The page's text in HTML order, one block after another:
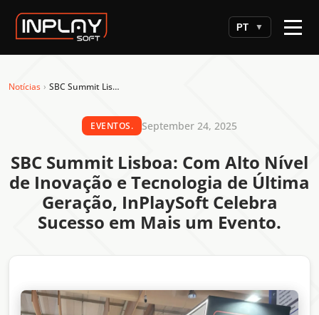
PT ▼
Notícias › SBC Summit Lisboa: Com Alto Nível de Inovação e Tecnologia de Última Geração, InPlaySoft Celebra Sucesso em Mais um Evento.
EVENTOS. September 24, 2025
SBC Summit Lisboa: Com Alto Nível
de Inovação e Tecnologia de Última
Geração, InPlaySoft Celebra
Sucesso em Mais um Evento.